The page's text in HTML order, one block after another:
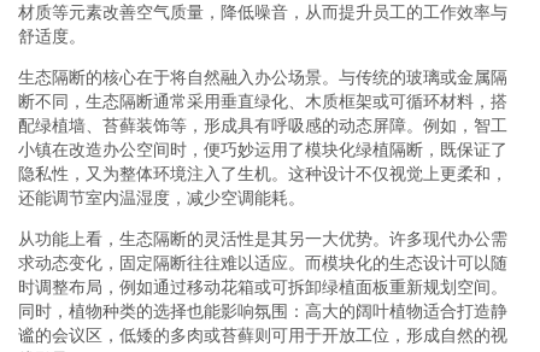
材质等元素改善空气质量，降低噪音，从而提升员工的工作效率与
舒适度。
生态隔断的核心在于将自然融入办公场景。与传统的玻璃或金属隔
断不同，生态隔断通常采用垂直绿化、木质框架或可循环材料，搭
配绿植墙、苔藓装饰等，形成具有呼吸感的动态屏障。例如，智工
小镇在改造办公空间时，便巧妙运用了模块化绿植隔断，既保证了
隐私性，又为整体环境注入了生机。这种设计不仅视觉上更柔和，
还能调节室内温湿度，减少空调能耗。
从功能上看，生态隔断的灵活性是其另一大优势。许多现代办公需
求动态变化，固定隔断往往难以适应。而模块化的生态设计可以随
时调整布局，例如通过移动花箱或可拆卸绿植面板重新规划空间。
同时，植物种类的选择也能影响氛围：高大的阔叶植物适合打造静
谧的会议区，低矮的多肉或苔藓则可用于开放工位，形成自然的视